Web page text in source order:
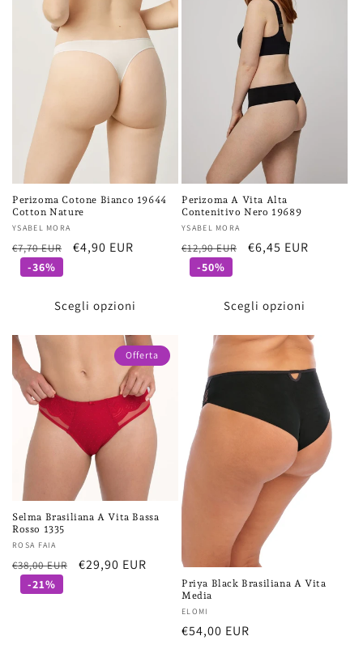
Perizoma Cotone Bianco 19644
Cotton Nature
Fornitore:
YSABEL MORA
Prezzo
€7,70 EUR
Prezzo
€4,90 EUR
-36%
Scegli opzioni
Perizoma A Vita Alta
Contenitivo Nero 19689
Fornitore:
YSABEL MORA
Prezzo
€12,90 EUR
Prezzo
€6,45 EUR
-50%
Scegli opzioni
Offerta
Selma Brasiliana A Vita Bassa
Rosso 1335
Fornitore:
ROSA FAIA
Prezzo
€38,00 EUR
Prezzo
€29,90 EUR
-21%
Priya Black Brasiliana A Vita
Media
Fornitore:
ELOMI
Prezzo
€54,00 EUR